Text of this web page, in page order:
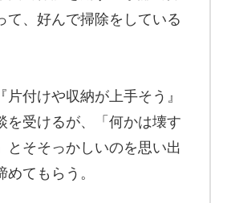
て、好んで掃除をしている
片付けや収納が上手そう』
を受けるが、「何かは壊す
とそそっかしいのを思い出
めてもらう。